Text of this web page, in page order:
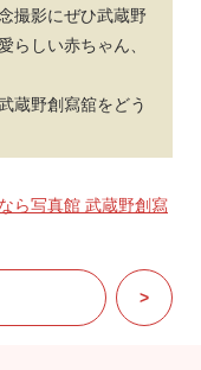
撮影にぜひ武蔵野
らしい赤ちゃん、
蔵野創寫舘をどう
ら写真館 武蔵野創寫
>